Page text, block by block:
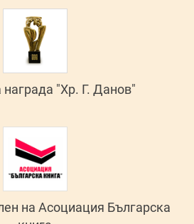
награда "Хр. Г. Данов"
на Асоциация Българска